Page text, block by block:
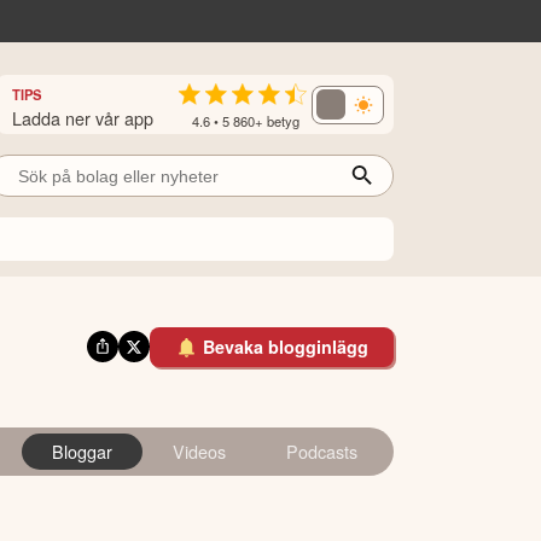
TIPS
Ladda ner vår app 4.6 • 5 860+ betyg
Bevaka blogginlägg
Bloggar Videos Podcasts